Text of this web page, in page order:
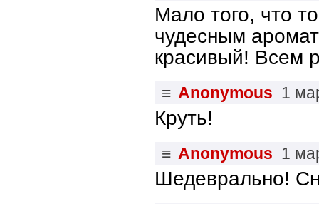
Мало того, что
чудесным
красивый! Всем
≡ Anonymous 1
Круть!
≡ Anonymous 1
Шедеврально!